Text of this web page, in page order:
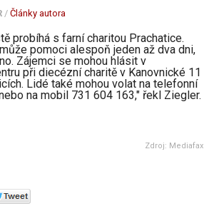
/ Články autora
probíhá s farní charitou Prachatice.
pomoci alespoň jeden až dva dni,
Zájemci se mohou hlásit v
při diecézní charitě v Kanovnické 11
Lidé také mohou volat na telefonní
na mobil 731 604 163," řekl Ziegler.
Zdroj: Mediafax